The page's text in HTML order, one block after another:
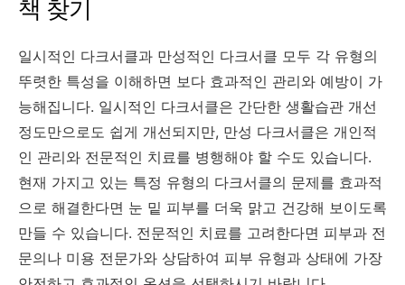
책 찾기
일시적인 다크서클과 만성적인 다크서클 모두 각 유형의
뚜렷한 특성을 이해하면 보다 효과적인 관리와 예방이 가
능해집니다. 일시적인 다크서클은 간단한 생활습관 개선
정도만으로도 쉽게 개선되지만, 만성 다크서클은 개인적
인 관리와 전문적인 치료를 병행해야 할 수도 있습니다.
현재 가지고 있는 특정 유형의 다크서클의 문제를 효과적
으로 해결한다면 눈 밑 피부를 더욱 맑고 건강해 보이도록
만들 수 있습니다. 전문적인 치료를 고려한다면 피부과 전
문의나 미용 전문가와 상담하여 피부 유형과 상태에 가장